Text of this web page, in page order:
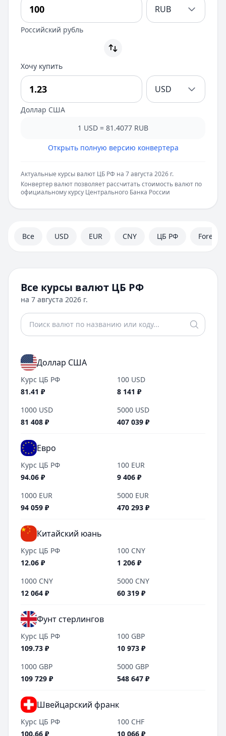
RUB
Российский рубль
Хочу купить
USD
Доллар США
1 USD = 81.4077 RUB
Открыть полную версию конвертера
Актуальные курсы валют ЦБ РФ на 7 августа 2026 г.
Конвертер валют позволяет рассчитать стоимость валют по
официальному курсу Центрального Банка России
Все USD EUR CNY ЦБ РФ Forex
Все курсы валют ЦБ РФ
на 7 августа 2026 г.
Доллар США
Курс ЦБ РФ
81.41 ₽
100 USD
8 141 ₽
1000 USD
81 408 ₽
5000 USD
407 039 ₽
Евро
Курс ЦБ РФ
94.06 ₽
100 EUR
9 406 ₽
1000 EUR
94 059 ₽
5000 EUR
470 293 ₽
Китайский юань
Курс ЦБ РФ
12.06 ₽
100 CNY
1 206 ₽
1000 CNY
12 064 ₽
5000 CNY
60 319 ₽
Фунт стерлингов
Курс ЦБ РФ
109.73 ₽
100 GBP
10 973 ₽
1000 GBP
109 729 ₽
5000 GBP
548 647 ₽
Швейцарский франк
Курс ЦБ РФ
100.66 ₽
100 CHF
10 066 ₽